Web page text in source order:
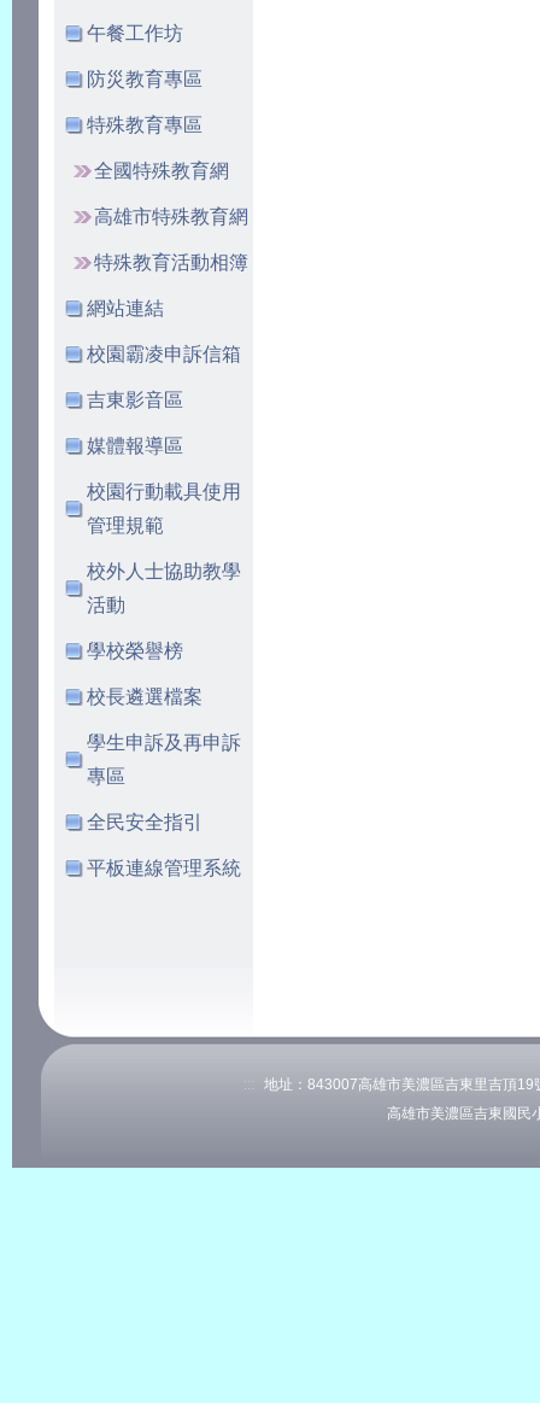
午餐工作坊
防災教育專區
特殊教育專區
全國特殊教育網
高雄市特殊教育網
特殊教育活動相簿
網站連結
校園霸凌申訴信箱
吉東影音區
媒體報導區
校園行動載具使用
管理規範
校外人士協助教學
活動
學校榮譽榜
校長遴選檔案
學生申訴及再申訴
專區
全民安全指引
平板連線管理系統
:::
地址：843007高雄市美濃區吉東里吉頂
高雄市美濃區吉東國民